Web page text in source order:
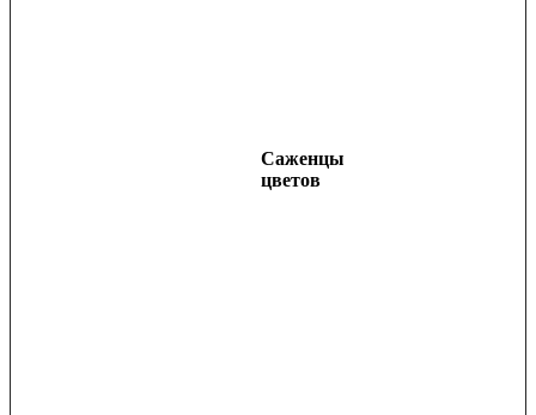
Саженцы
цветов